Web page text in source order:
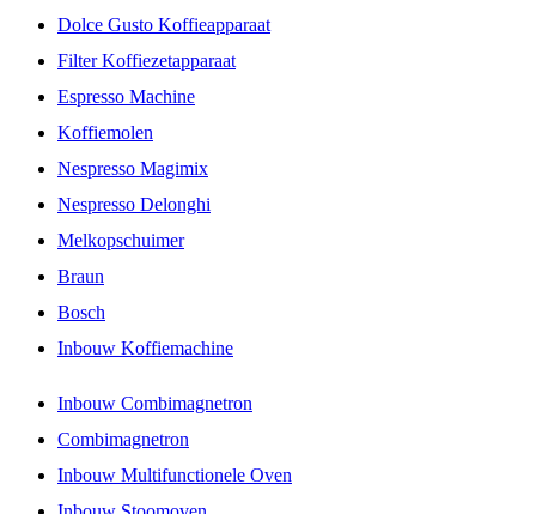
Dolce Gusto Koffieapparaat
Filter Koffiezetapparaat
Espresso Machine
Koffiemolen
Nespresso Magimix
Nespresso Delonghi
Melkopschuimer
Braun
Bosch
Inbouw Koffiemachine
Inbouw Combimagnetron
Combimagnetron
Inbouw Multifunctionele Oven